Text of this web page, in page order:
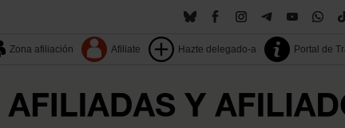
Zona afiliación Afiliate Hazte delegado-a Portal de